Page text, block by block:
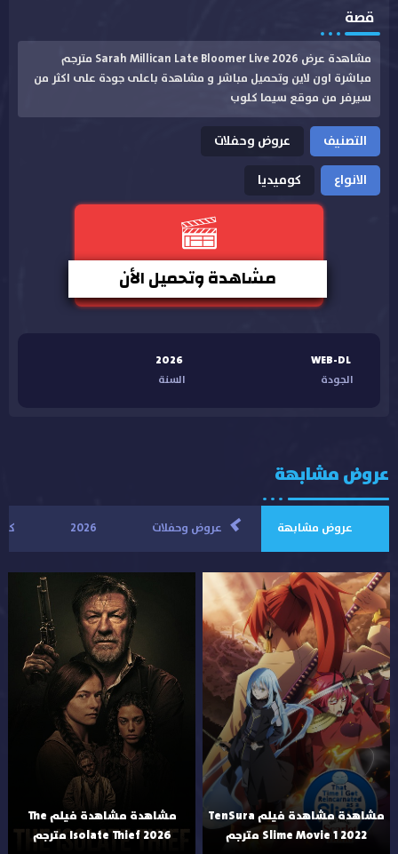
قصة
مشاهدة عرض Sarah Millican Late Bloomer Live 2026 مترجم
مباشرة اون لاين وتحميل مباشر و مشاهدة باعلى جودة على اكثر من
سيرفر من موقع سيما كلوب
التصنيف
عروض وحفلات
الانواع
كوميديا
مشاهدة وتحميل الأن
WEB-DL
الجودة
2026
السنة
عروض مشابهة
عروض مشابهة > عروض وحفلات 2026
مشاهدة مشاهدة فيلم TenSura
Slime Movie 1 2022 مترجم
مشاهدة مشاهدة فيلم The
Isolate Thief 2026 مترجم